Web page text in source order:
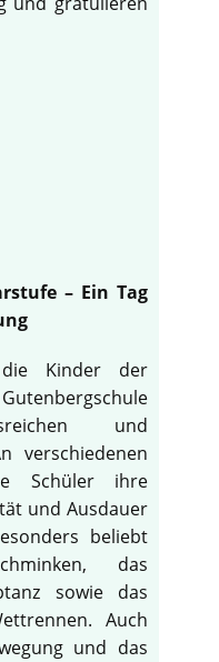
– Ein Tag
Kinder der
und
verschiedenen
Schüler ihre
und Ausdauer
beliebt
das
sowie das
Auch
und das